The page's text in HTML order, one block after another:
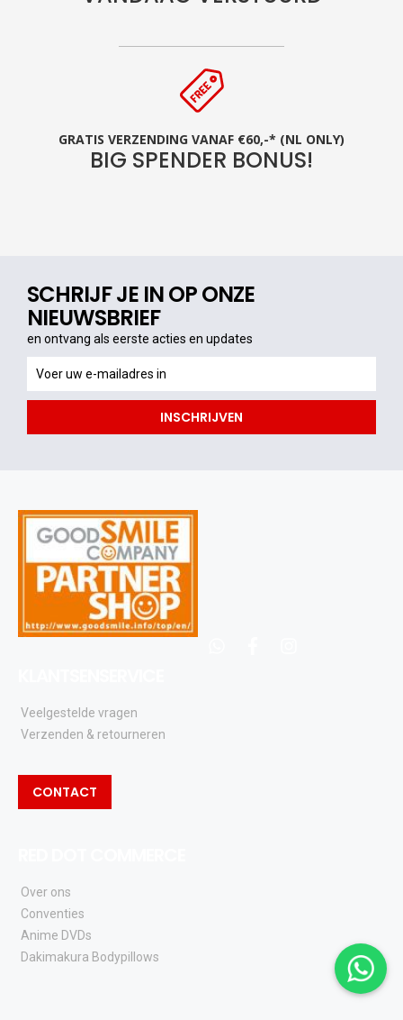
GRATIS VERZENDING VANAF €60,-* (NL ONLY)
BIG SPENDER BONUS!
SCHRIJF JE IN OP ONZE
NIEUWSBRIEF
en ontvang als eerste acties en updates
ontvang
als
acties
INSCHRIJVEN
Veelgestelde vragen
Verzenden & retourneren
CONTACT
Over ons
Conventies
Anime DVDs
Dakimakura Bodypillows